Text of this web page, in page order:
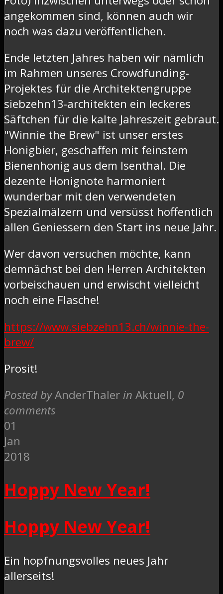
angekommen sind, können auch wir
noch was dazu veröffentlichen.
Ende letzten Jahres haben wir nämlich
im Rahmen unseres Crowdfunding-
Projektes für die Architektengruppe
siebzehn13-architekten ein leckeres
Säftchen für die kalte Jahreszeit gebraut.
"Winnie the Brew" ist unser erstes
Honigbier, geschaffen mit feinstem
Bienenhonig aus dem Isenthal. Die
dezente Honignote harmoniert
wunderbar mit den verwendeten
Spezialmälzern und versüsst hoffentlich
allen Geniessern den Start ins neue Jahr.
Wer davon versuchen möchte, kann
demnächst bei den Herren Architekten
vorbeischauen und erwischt vielleicht
noch eine Flasche!
https://www.siebzehn13.ch/winnie-the-
brew/
Prosit!
Posted byAnderThalerin Aktuell, 0
comments
01
Jan
2018
Hoppy New Year!
Hoppy New Year!
Ein hopfnungsvolles neues Jahr
allerseits!